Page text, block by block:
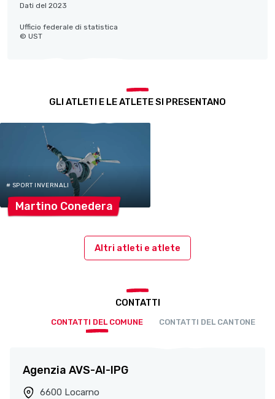
Dati del 2023
Ufficio federale di statistica
© UST
GLI ATLETI E LE ATLETE SI PRESENTANO
# SPORT INVERNALI
Martino Conedera
Altri atleti e atlete
CONTATTI
CONTATTI DEL COMUNE CONTATTI DEL CANTONE
Agenzia AVS-AI-IPG
6600 Locarno